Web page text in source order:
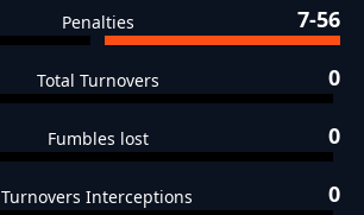
Penalties 7-56
Total Turnovers 0
Fumbles lost 0
Turnovers Interceptions 0